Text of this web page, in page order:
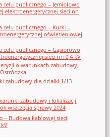
celu publicznego – Jemiołowo
elektroenergetycznej sieci nn
celu publicznego – Kurki –
oświetleniowej
celu publicznego – Gąsiorowo
sieci nn 0,4 kV
o warunkach zabudowy,
zabudowy dla działki 1/13
zabudowy i lokalizacji
wszczęcia sprawy 2024
– Budowa kablowej sieci